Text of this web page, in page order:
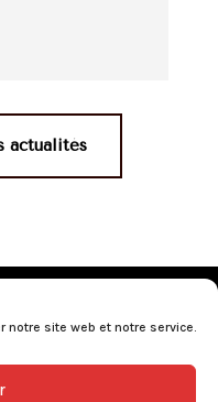
site web et notre service.
actualités
•Nos revendeurs•
santé, consommez avec